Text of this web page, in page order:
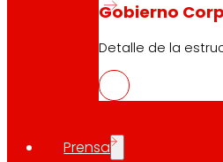
Gobierno
Detalle de la
Prensa
Histórico 2025A
Resumen AG